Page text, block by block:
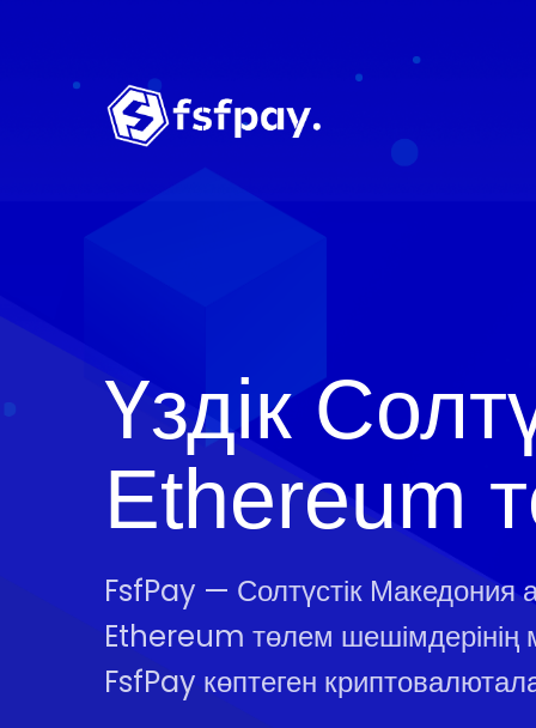
Үздік
Ethereum
FsfPay — Солтүстік Македония
Ethereum төлем шешімдерінің
FsfPay көптеген